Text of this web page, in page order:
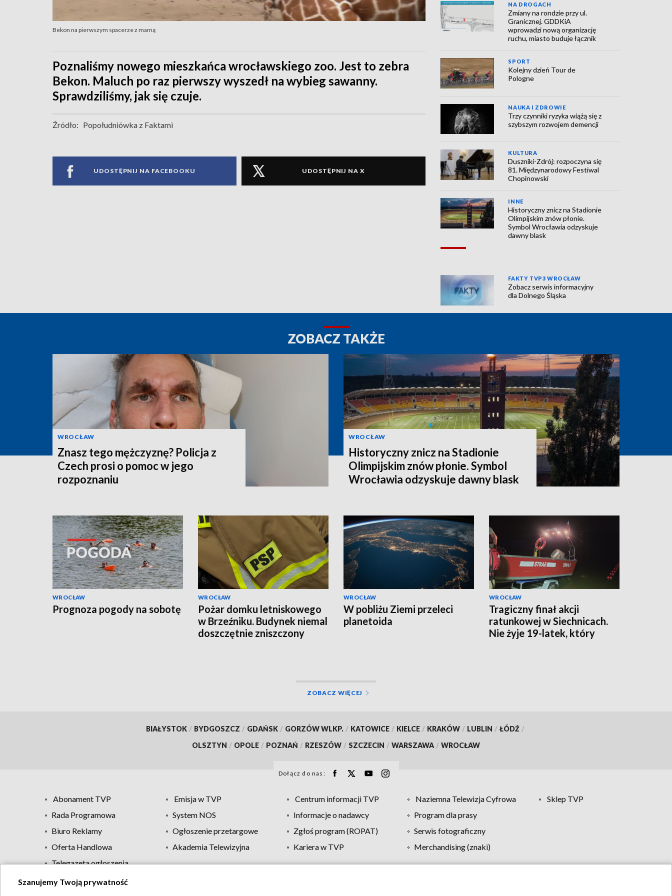
Bekon na pierwszym spacerze z mamą
Poznaliśmy nowego mieszkańca wrocławskiego zoo. Jest to zebra
Bekon. Maluch po raz pierwszy wyszedł na wybieg sawanny.
Sprawdziliśmy, jak się czuje.
Źródło: Popołudniówka z Faktami
UDOSTĘPNIJ NA FACEBOOKU UDOSTĘPNIJ NA X
NA DROGACH
Zmiany na rondzie przy ul.
Granicznej. GDDKiA
wprowadzi nową organizację
ruchu, miasto buduje łącznik
SPORT
Kolejny dzień Tour de
Pologne
NAUKA I ZDROWIE
Trzy czynniki ryzyka wiążą się z
szybszym rozwojem demencji
KULTURA
Duszniki-Zdrój: rozpoczyna się
81. Międzynarodowy Festiwal
Chopinowski
INNE
Historyczny znicz na Stadionie
Olimpijskim znów płonie.
Symbol Wrocławia odzyskuje
dawny blask
FAKTY TVP3 WROCŁAW
Zobacz serwis informacyjny
dla Dolnego Śląska
ZOBACZ TAKŻE
WROCŁAW
Znasz tego mężczyznę? Policja z
Czech prosi o pomoc w jego
rozpoznaniu
WROCŁAW
Historyczny znicz na Stadionie
Olimpijskim znów płonie. Symbol
Wrocławia odzyskuje dawny blask
WROCŁAW
Prognoza pogody na sobotę
WROCŁAW
Pożar domku letniskowego
w Brzeźniku. Budynek niemal
doszczętnie zniszczony
WROCŁAW
W pobliżu Ziemi przeleci
planetoida
WROCŁAW
Tragiczny finał akcji
ratunkowej w Siechnicach.
Nie żyje 19-latek, który
ZOBACZ WIĘCEJ
BIAŁYSTOK / BYDGOSZCZ / GDAŃSK / GORZÓW WLKP. / KATOWICE / KIELCE / KRAKÓW / LUBLIN / ŁÓDŹ /
OLSZTYN / OPOLE / POZNAŃ / RZESZÓW / SZCZECIN / WARSZAWA / WROCŁAW
Dołącz do nas:
Abonament TVP Emisja w TVP Centrum informacji TVP Naziemna Telewizja Cyfrowa
Sklep TVP
Rada Programowa
System NOS Informacje o nadawcy
Program dla prasy
Biuro Reklamy
Ogłoszenie przetargowe Zgłoś program (ROPAT)
Serwis fotograficzny
Oferta Handlowa
Akademia Telewizyjna Kariera w TVP
Merchandising (znaki)
Telegazeta ogłoszenia
Szanujemy Twoją prywatność